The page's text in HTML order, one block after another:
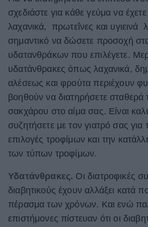
σχεδιάστε για κάθε γεύμα να
λαχανικά, πρωτεΐνες και υγιεινά
σημαντικό να δώσετε προσοχή
υδατανθράκων που επιλέγετε.
υδατάνθρακες όπως λαχανικά,
αλέσεως και φρούτα περιέχουν
βοηθούν να διατηρήσετε σταθερά
σακχάρου στο αίμα σας. Είναι
συζητήσετε με τον γιατρό σας για
επιλογές τροφίμων και την
των τύπων τροφίμων.
Υδατάνθρακες. Οι διατροφικές
διαβητικούς έχουν αλλάξει κατά
πέρασμα των χρόνων. Και ενώ
επιστήμονες πίστευαν ότι οι